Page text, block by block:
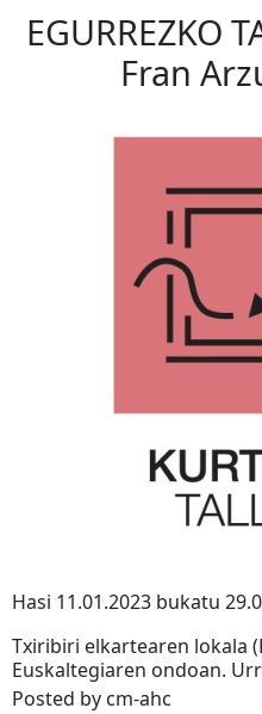
EGURREZKO
Fran
Hasi 11.01.2023 bukatu
Txiribiri elkartearen lokala
Euskaltegiaren ondoan.
Posted by cm-ahc